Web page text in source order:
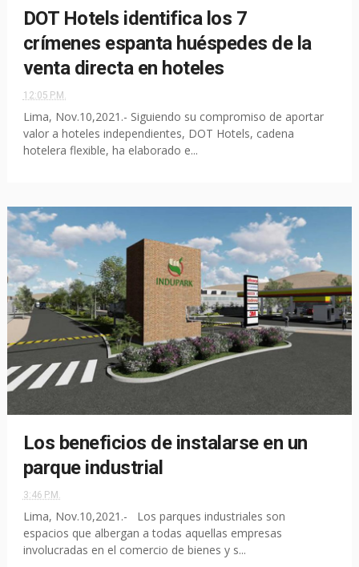
DOT Hotels identifica los 7
crímenes espanta huéspedes de la
venta directa en hoteles
12:05 P.M.
Lima, Nov.10,2021.- Siguiendo su compromiso de aportar
valor a hoteles independientes, DOT Hotels, cadena
hotelera flexible, ha elaborado e...
Los beneficios de instalarse en un
parque industrial
3:46 P.M.
Lima, Nov.10,2021.- Los parques industriales son
espacios que albergan a todas aquellas empresas
involucradas en el comercio de bienes y s...